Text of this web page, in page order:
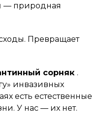
— природная
Превращает
сорняк .
инвазивных
есть естественные
У нас — их нет.